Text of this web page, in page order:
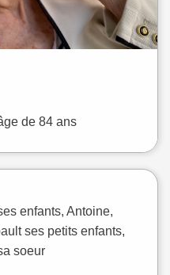
de 84 ans
enfants, Antoine,
ses petits enfants,
soeur